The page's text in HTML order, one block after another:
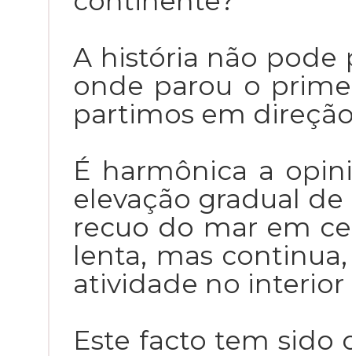
A história não pode
onde parou o
partimos em
É harmônica a
elevação gradual de
recuo do mar em
lenta, mas
atividade no interior
Este facto tem sido